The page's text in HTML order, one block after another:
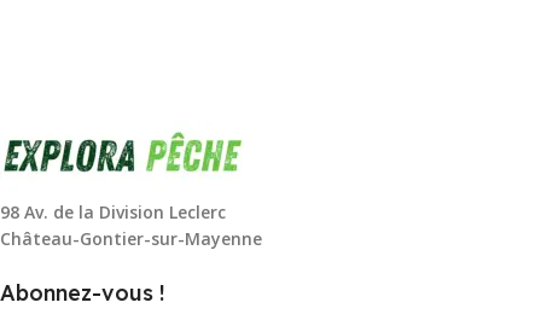
98 Av. de la Division Leclerc
Château-Gontier-sur-Mayenne
Abonnez-vous !